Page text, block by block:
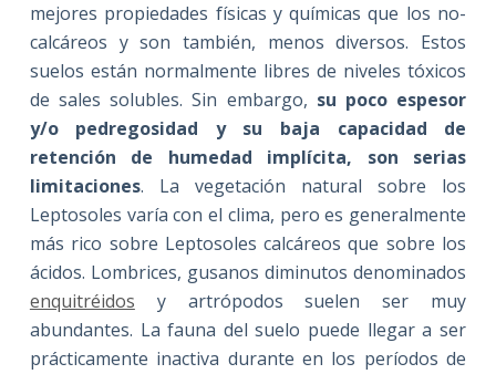
mejores propiedades físicas y químicas que los no-
calcáreos y son también, menos diversos. Estos
suelos están normalmente libres de niveles tóxicos
de sales solubles. Sin embargo, su poco espesor
y/o pedregosidad y su baja capacidad de
retención de humedad implícita, son serias
limitaciones. La vegetación natural sobre los
Leptosoles varía con el clima, pero es generalmente
más rico sobre Leptosoles calcáreos que sobre los
ácidos. Lombrices, gusanos diminutos denominados
enquitréidos y artrópodos suelen ser muy
abundantes. La fauna del suelo puede llegar a ser
prácticamente inactiva durante en los períodos de